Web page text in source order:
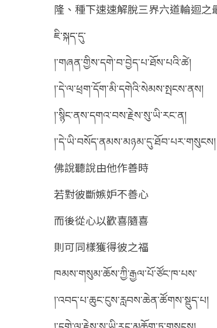
隆、種下速速解脫三界六道輪迴之
ཇི་སྐད་དུ་
།་གཞན་གྱིས་དགེ་བ་བྱེད་པ་ཐོས་པའི་ཚེ།
།་དེ་ལ་ཕྲག་དོག་མི་དགེའི་སེམས་སྤངས་ནས།
།་སྙིང་ནས་དགའ་བས་རྗེས་སུ་ཡི་རང་ན།
།་དེ་ཡི་བསོད་ནམས་མཉམ་དུ་ཐོབ་པར་གསུངས།
佛說聽說由他作善時
若對彼斷嫉妒不善心
而後從心以歡喜隨喜
則可同樣獲得彼之福
ཁམས་གསུམ་ཆོས་ཀྱི་རྒྱལ་པོ་ཙོང་ཁ་པས་
།་འབད་པ་ཆུང་ངུས་རླབས་ཆེན་ཚོགས་སྡུད་པ།